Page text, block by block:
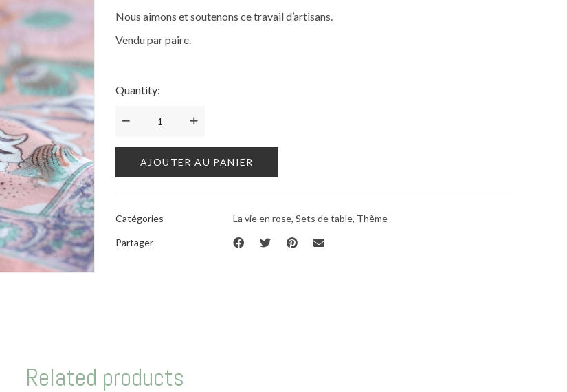
Nous aimons et soutenons ce travail d’artisans.
Vendu par paire.
Quantity:
AJOUTER AU PANIER
Catégories La vie en rose, Sets de table, Thème
Partager
Related products